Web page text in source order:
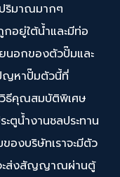
ปริมาณมากๆ
อยู่ใต้น้ำและมีท่อ
นอกของตัวปั๊มและ
ญหาปั๊มตัวนี้ที่
ธีคุณสมบัติพิเศษ
ตูน้ำงานชลประทาน
องบริษัทเราจะมีตัว
จะส่งสัญญาณผ่านตู้